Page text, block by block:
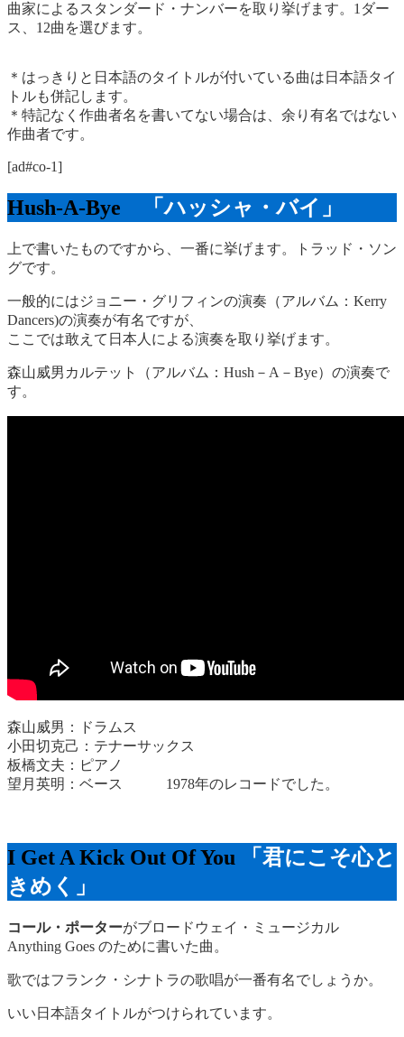
曲家によるスタンダード・ナンバーを取り挙げます。1ダー
ス、12曲を選びます。
＊はっきりと日本語のタイトルが付いている曲は日本語タイ
トルも併記します。
＊特記なく作曲者名を書いてない場合は、余り有名ではない
作曲者です。
[ad#co-1]
Hush-A-Bye 「ハッシャ・バイ」
上で書いたものですから、一番に挙げます。トラッド・ソン
グです。
一般的にはジョニー・グリフィンの演奏（アルバム：Kerry
Dancers)の演奏が有名ですが、
ここでは敢えて日本人による演奏を取り挙げます。
森山威男カルテット（アルバム：Hush－A－Bye）の演奏で
す。
森山威男：ドラムス
小田切克己：テナーサックス
板橋文夫：ピアノ
望月英明：ベース 1978年のレコードでした。
I Get A Kick Out Of You 「君にこそ心と
きめく」
コール・ポーターがブロードウェイ・ミュージカル
Anything Goes のために書いた曲。
歌ではフランク・シナトラの歌唱が一番有名でしょうか。
いい日本語タイトルがつけられています。